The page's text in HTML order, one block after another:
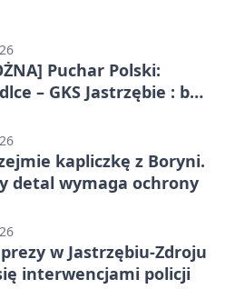
Puchar Polski:
– GKS Jastrzębie : bez
kapliczkę z Boryni.
detal wymaga ochrony
w Jastrzębiu-Zdroju
interwencjami policji